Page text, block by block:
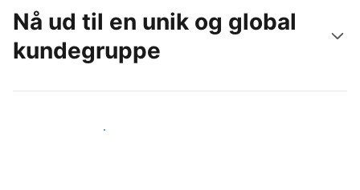
Nå ud til en unik og global
kundegruppe
Nå ud til nye gæster i dag